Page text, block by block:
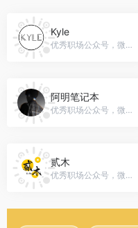
Kyle
优秀职场公众号，微信号：kylehello
阿明笔记本
优秀职场公众号，微信号：ty20221314
贰木
优秀职场公众号，微信号：gh_a83ff7ffc057